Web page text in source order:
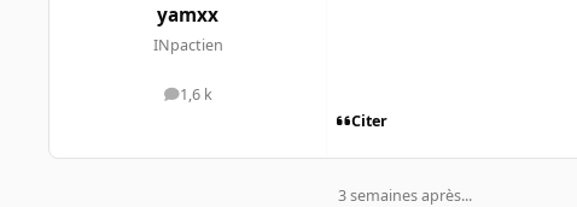
yamxx
INpactien
1,6 k
messages
Citer
3 semaines après...